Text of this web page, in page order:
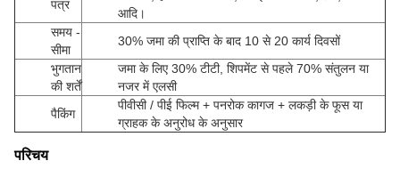
पत्र
आदि।
समय -
सीमा
30% जमा की प्राप्ति के बाद 10 से 20 कार्य दिवसों
भुगतान
की शर्तें
जमा के लिए 30% टीटी, शिपमेंट से पहले 70% संतुलन या
नजर में एलसी
पैकिंग
पीवीसी / पीई फिल्म + पनरोक कागज + लकड़ी के फूस या
ग्राहक के अनुरोध के अनुसार
परिचय